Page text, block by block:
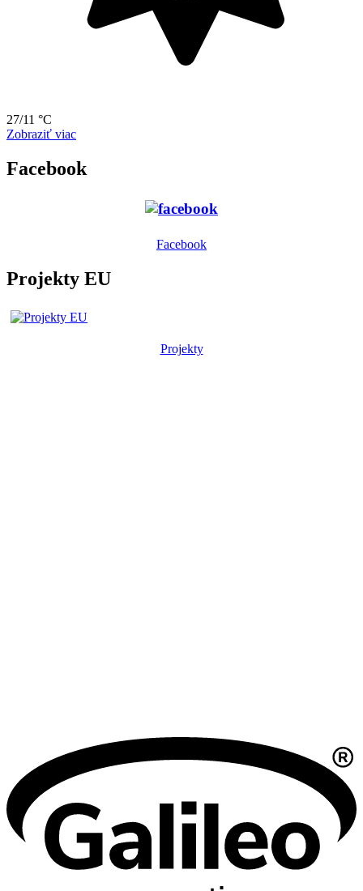
27/11 °C
Zobraziť viac
Facebook
Facebook
Projekty EU
Projekty